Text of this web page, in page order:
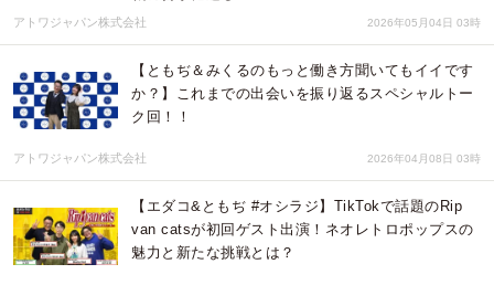
アトワジャパン株式会社 2026年05月04日 03時
【ともぢ＆みくるのもっと働き方聞いてもイイです
か？】これまでの出会いを振り返るスペシャルトー
ク回！！
アトワジャパン株式会社 2026年04月08日 03時
【エダコ&ともぢ #オシラジ】TikTokで話題のRip
van catsが初回ゲスト出演！ネオレトロポップスの
魅力と新たな挑戦とは？